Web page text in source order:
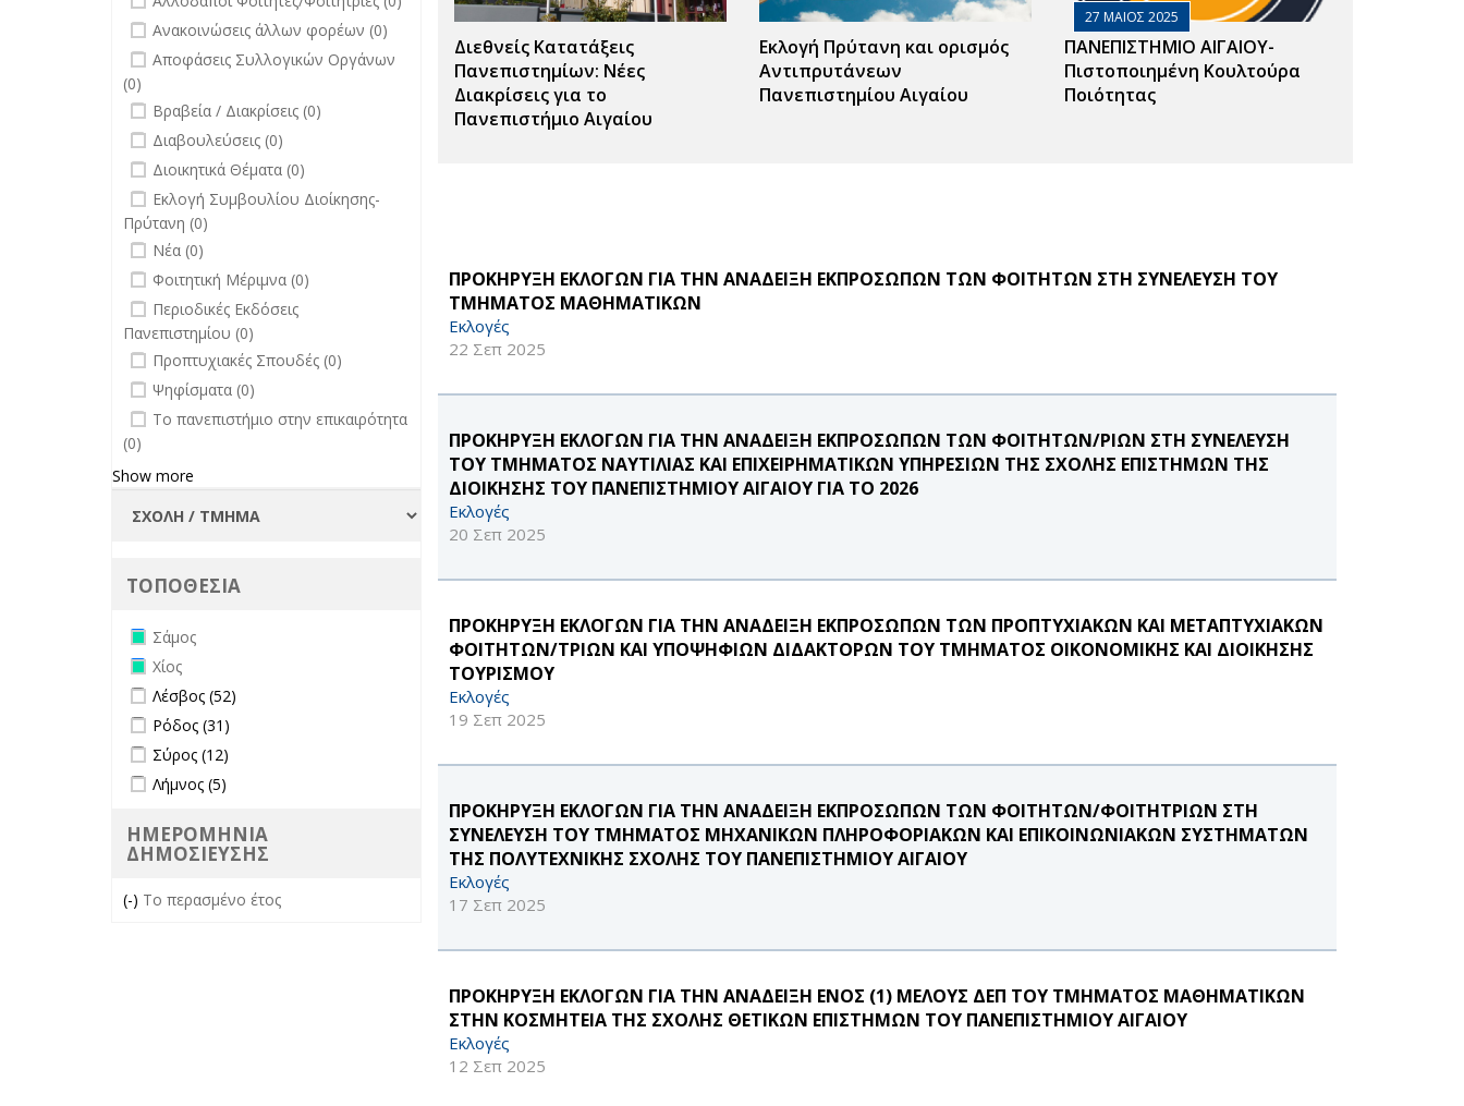
Διεθνείς Κατατάξεις
Πανεπιστημίων: Νέες
Διακρίσεις για το
Πανεπιστήμιο Αιγαίου
Εκλογή Πρύτανη και ορισμός
Αντιπρυτάνεων
Πανεπιστημίου Αιγαίου
27 ΜΑΙΟΣ 2025
ΠΑΝΕΠΙΣΤΗΜΙΟ ΑΙΓΑΙΟΥ-
Πιστοποιημένη Κουλτούρα
Ποιότητας
ΠΡΟΚΗΡΥΞΗ ΕΚΛΟΓΩΝ ΓΙΑ ΤΗΝ ΑΝΑΔΕΙΞΗ ΕΚΠΡΟΣΩΠΩΝ ΤΩΝ ΦΟΙΤΗΤΩΝ ΣΤΗ ΣΥΝΕΛΕΥΣΗ ΤΟΥ
ΤΜΗΜΑΤΟΣ ΜΑΘΗΜΑΤΙΚΩΝ
Εκλογές
22 Σεπ 2025
ΠΡΟΚΗΡΥΞΗ ΕΚΛΟΓΩΝ ΓΙΑ ΤΗΝ ΑΝΑΔΕΙΞΗ ΕΚΠΡΟΣΩΠΩΝ ΤΩΝ ΦΟΙΤΗΤΩΝ/ΡΙΩΝ ΣΤΗ ΣΥΝΕΛΕΥΣΗ
ΤΟΥ ΤΜΗΜΑΤΟΣ ΝΑΥΤΙΛΙΑΣ ΚΑΙ ΕΠΙΧΕΙΡΗΜΑΤΙΚΩΝ ΥΠΗΡΕΣΙΩΝ ΤΗΣ ΣΧΟΛΗΣ ΕΠΙΣΤΗΜΩΝ ΤΗΣ
ΔΙΟΙΚΗΣΗΣ ΤΟΥ ΠΑΝΕΠΙΣΤΗΜΙΟΥ ΑΙΓΑΙΟΥ ΓΙΑ ΤΟ 2026
Εκλογές
20 Σεπ 2025
ΠΡΟΚΗΡΥΞΗ ΕΚΛΟΓΩΝ ΓΙΑ ΤΗΝ ΑΝΑΔΕΙΞΗ ΕΚΠΡΟΣΩΠΩΝ ΤΩΝ ΠΡΟΠΤΥΧΙΑΚΩΝ ΚΑΙ ΜΕΤΑΠΤΥΧΙΑΚΩΝ
ΦΟΙΤΗΤΩΝ/ΤΡΙΩΝ ΚΑΙ ΥΠΟΨΗΦΙΩΝ ΔΙΔΑΚΤΟΡΩΝ ΤΟΥ ΤΜΗΜΑΤΟΣ ΟΙΚΟΝΟΜΙΚΗΣ ΚΑΙ ΔΙΟΙΚΗΣΗΣ
ΤΟΥΡΙΣΜΟΥ
Εκλογές
19 Σεπ 2025
ΠΡΟΚΗΡΥΞΗ ΕΚΛΟΓΩΝ ΓΙΑ ΤΗΝ ΑΝΑΔΕΙΞΗ ΕΚΠΡΟΣΩΠΩΝ ΤΩΝ ΦΟΙΤΗΤΩΝ/ΦΟΙΤΗΤΡΙΩΝ ΣΤΗ
ΣΥΝΕΛΕΥΣΗ ΤΟΥ ΤΜΗΜΑΤΟΣ ΜΗΧΑΝΙΚΩΝ ΠΛΗΡΟΦΟΡΙΑΚΩΝ ΚΑΙ ΕΠΙΚΟΙΝΩΝΙΑΚΩΝ ΣΥΣΤΗΜΑΤΩΝ
ΤΗΣ ΠΟΛΥΤΕΧΝΙΚΗΣ ΣΧΟΛΗΣ ΤΟΥ ΠΑΝΕΠΙΣΤΗΜΙΟΥ ΑΙΓΑΙΟΥ
Εκλογές
17 Σεπ 2025
ΠΡΟΚΗΡΥΞΗ ΕΚΛΟΓΩΝ ΓΙΑ ΤΗΝ ΑΝΑΔΕΙΞΗ ΕΝΟΣ (1) ΜΕΛΟΥΣ ΔΕΠ ΤΟΥ ΤΜΗΜΑΤΟΣ ΜΑΘΗΜΑΤΙΚΩΝ
ΣΤΗΝ ΚΟΣΜΗΤΕΙΑ ΤΗΣ ΣΧΟΛΗΣ ΘΕΤΙΚΩΝ ΕΠΙΣΤΗΜΩΝ ΤΟΥ ΠΑΝΕΠΙΣΤΗΜΙΟΥ ΑΙΓΑΙΟΥ
Εκλογές
12 Σεπ 2025
Σπουδές
filter
undefined
Ανακοινώσεις άλλων φορέων (0)
undefined
Αποφάσεις Συλλογικών Οργάνων
(0)
undefined
Βραβεία / Διακρίσεις (0)
undefined
Διαβουλεύσεις (0)
undefined
Διοικητικά Θέματα (0)
undefined
Εκλογή Συμβουλίου Διοίκησης-
Πρύτανη (0)
undefined
Νέα (0)
undefined
Φοιτητική Μέριμνα (0)
undefined
Περιοδικές Εκδόσεις
Πανεπιστημίου (0)
undefined
Προπτυχιακές Σπουδές (0)
undefined
Ψηφίσματα (0)
undefined
Το πανεπιστήμιο στην επικαιρότητα
(0)
Show more
ΤΟΠΟΘΕΣΙΑ
Remove Σάμος filter
Σάμος
Remove Χίος filter
Χίος
Apply Λέσβος filter
Λέσβος (52)
Apply Ρόδος filter
Ρόδος (31)
Apply Σύρος filter
Σύρος (12)
Apply Λήμνος filter
Λήμνος (5)
ΗΜΕΡΟΜΗΝΙΑ
ΔΗΜΟΣΙΕΥΣΗΣ
(-) Remove Το περασμένο έτος filter
Το περασμένο έτος